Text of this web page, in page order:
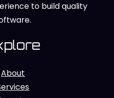
to build quality
About